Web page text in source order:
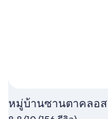
หมู่บ้านซานตาคลอส